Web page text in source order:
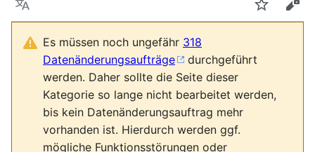
Sprache
Es müssen noch ungefähr 318
Datenänderungsaufträge
durchgeführt
werden. Daher sollte die Seite dieser
Kategorie so lange nicht bearbeitet werden,
bis kein Datenänderungsauftrag mehr
vorhanden ist. Hierdurch werden ggf.
mögliche Funktionsstörungen oder